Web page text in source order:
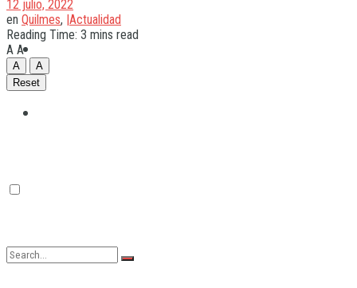
12 julio, 2022
en Quilmes, |Actualidad
Reading Time: 3 mins read
A A
A
A
Reset